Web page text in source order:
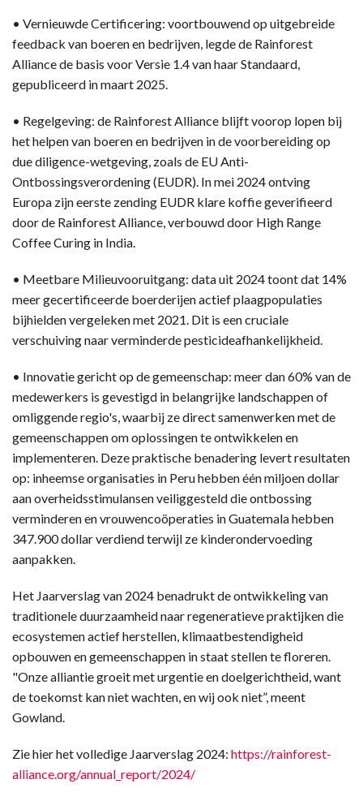
• Vernieuwde Certificering: voortbouwend op uitgebreide
feedback van boeren en bedrijven, legde de Rainforest
Alliance de basis voor Versie 1.4 van haar Standaard,
gepubliceerd in maart 2025.
• Regelgeving: de Rainforest Alliance blijft voorop lopen bij
het helpen van boeren en bedrijven in de voorbereiding op
due diligence-wetgeving, zoals de EU Anti-
Ontbossingsverordening (EUDR). In mei 2024 ontving
Europa zijn eerste zending EUDR klare koffie geverifieerd
door de Rainforest Alliance, verbouwd door High Range
Coffee Curing in India.
• Meetbare Milieuvooruitgang: data uit 2024 toont dat 14%
meer gecertificeerde boerderijen actief plaagpopulaties
bijhielden vergeleken met 2021. Dit is een cruciale
verschuiving naar verminderde pesticideafhankelijkheid.
• Innovatie gericht op de gemeenschap: meer dan 60% van de
medewerkers is gevestigd in belangrijke landschappen of
omliggende regio's, waarbij ze direct samenwerken met de
gemeenschappen om oplossingen te ontwikkelen en
implementeren. Deze praktische benadering levert resultaten
op: inheemse organisaties in Peru hebben één miljoen dollar
aan overheidsstimulansen veiliggesteld die ontbossing
verminderen en vrouwencoöperaties in Guatemala hebben
347.900 dollar verdiend terwijl ze kinderondervoeding
aanpakken.
Het Jaarverslag van 2024 benadrukt de ontwikkeling van
traditionele duurzaamheid naar regeneratieve praktijken die
ecosystemen actief herstellen, klimaatbestendigheid
opbouwen en gemeenschappen in staat stellen te floreren.
"Onze alliantie groeit met urgentie en doelgerichtheid, want
de toekomst kan niet wachten, en wij ook niet”, meent
Gowland.
Zie hier het volledige Jaarverslag 2024: https://rainforest-
alliance.org/annual_report/2024/